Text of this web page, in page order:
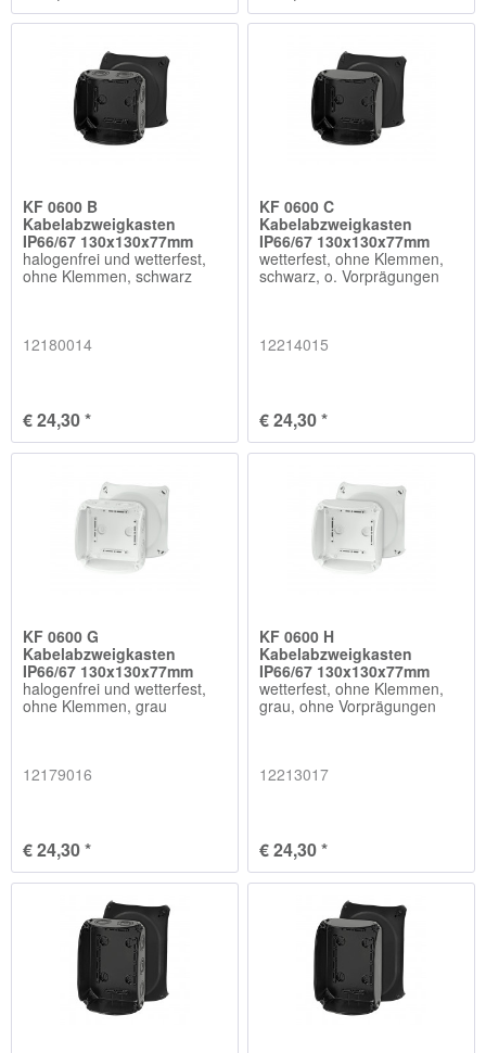
KF 0600 B
Kabelabzweigkasten
IP66/67 130x130x77mm
halogenfrei und wetterfest,
ohne Klemmen, schwarz
12180014
€ 24,30 *
KF 0600 C
Kabelabzweigkasten
IP66/67 130x130x77mm
wetterfest, ohne Klemmen,
schwarz, o. Vorprägungen
12214015
€ 24,30 *
KF 0600 G
Kabelabzweigkasten
IP66/67 130x130x77mm
halogenfrei und wetterfest,
ohne Klemmen, grau
12179016
€ 24,30 *
KF 0600 H
Kabelabzweigkasten
IP66/67 130x130x77mm
wetterfest, ohne Klemmen,
grau, ohne Vorprägungen
12213017
€ 24,30 *